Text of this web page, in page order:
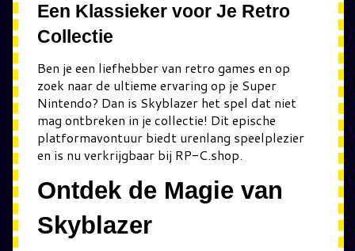
Een Klassieker voor Je Retro
Collectie
Ben je een liefhebber van retro games en op
zoek naar de ultieme ervaring op je Super
Nintendo? Dan is Skyblazer het spel dat niet
mag ontbreken in je collectie! Dit epische
platformavontuur biedt urenlang speelplezier
en is nu verkrijgbaar bij RP-C.shop.
Ontdek de Magie van
Skyblazer